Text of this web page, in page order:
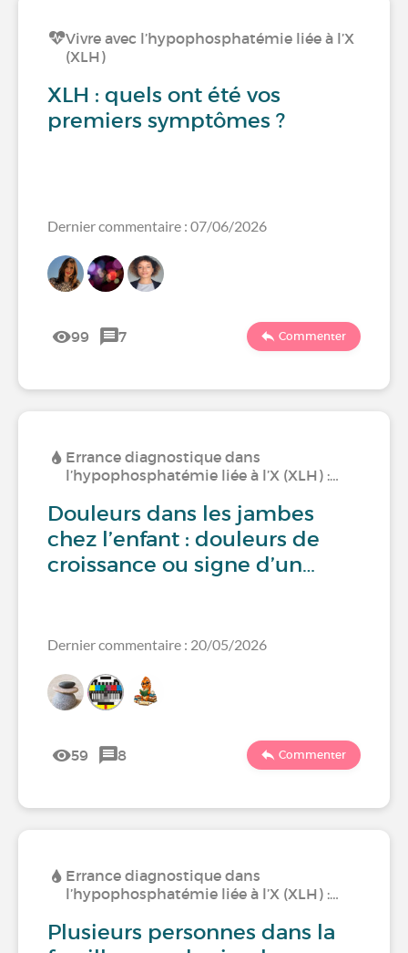
Vivre avec l’hypophosphatémie liée à l’X
(XLH)
XLH : quels ont été vos
premiers symptômes ?
Dernier commentaire : 07/06/2026
99 7 Commenter
Errance diagnostique dans
l’hypophosphatémie liée à l’X (XLH) :…
Douleurs dans les jambes
chez l’enfant : douleurs de
croissance ou signe d’un…
Dernier commentaire : 20/05/2026
59 8 Commenter
Errance diagnostique dans
l’hypophosphatémie liée à l’X (XLH) :…
Plusieurs personnes dans la